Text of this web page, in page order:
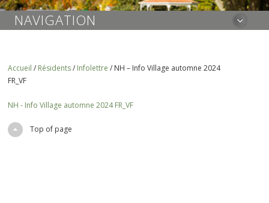
NAVIGATION
Accueil / Résidents/ Infolettre / NH – Info Village automne 2024
FR_VF
NH - Info Village automne 2024 FR_VF
Top of page